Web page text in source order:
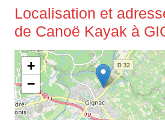
Localisation et
de Canoë Kayak à
+
−